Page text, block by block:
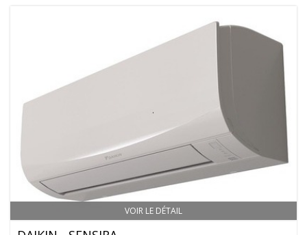
VOIR LE DÉTAIL